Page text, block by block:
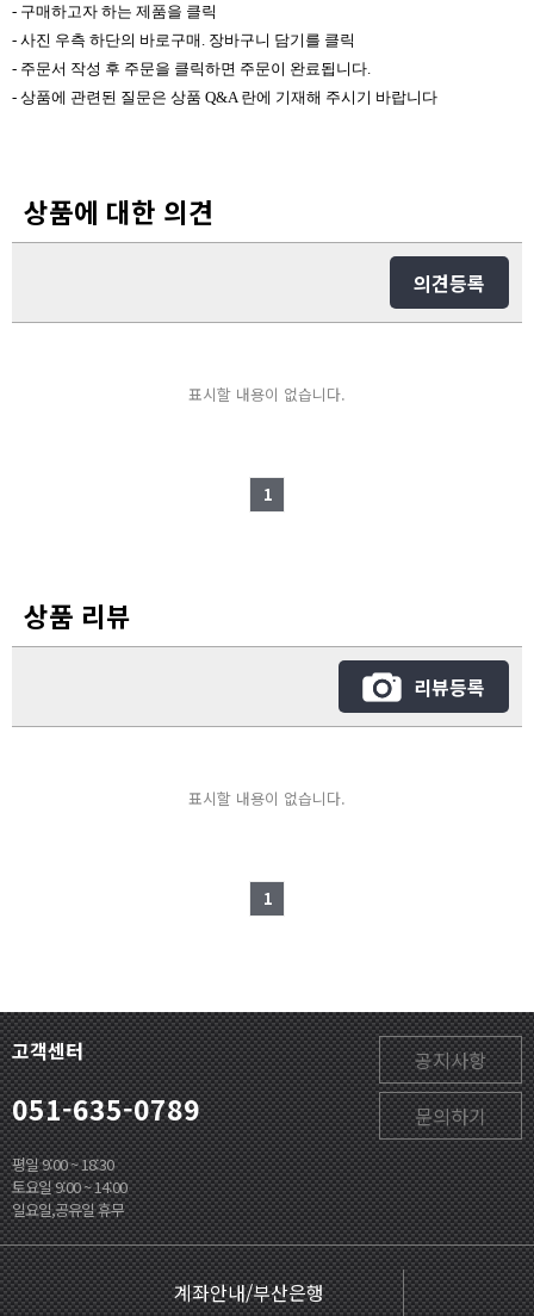
- 구매하고자 하는 제품을 클릭
- 사진 우측 하단의 바로구매. 장바구니 담기를 클릭
- 주문서 작성 후 주문을 클릭하면 주문이 완료됩니다.
- 상품에 관련된 질문은 상품 Q&A 란에 기재해 주시기 바랍니다
상품에 대한 의견
의견등록
표시할 내용이 없습니다.
1
상품 리뷰
리뷰등록
표시할 내용이 없습니다.
1
고객센터
051-635-0789
평일 9:00 ~ 18:30
토요일 9:00 ~ 14:00
일요일,공유일 휴무
공지사항
문의하기
계좌안내/부산은행